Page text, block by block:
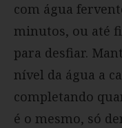
com água
minutos, ou até
para desfiar.
nível da água a
completando
é o mesmo, só